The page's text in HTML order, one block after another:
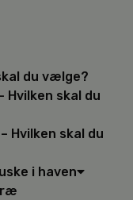
du vælge?
Hvilken skal du
Hvilken skal du
i haven